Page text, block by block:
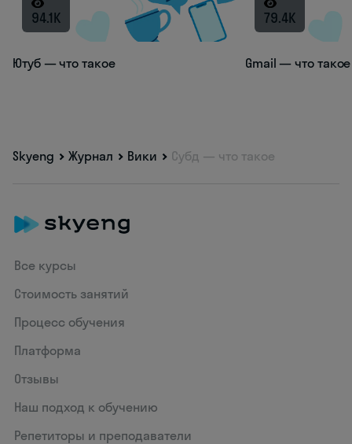
94.1K
Ютуб — что такое
79.4K
Gmail — что такое
Skyeng Журнал Вики Субд — что такое
Все курсы
Стоимость занятий
Процесс обучения
Платформа
Отзывы
Наш подход к обучению
Репетиторы и преподаватели